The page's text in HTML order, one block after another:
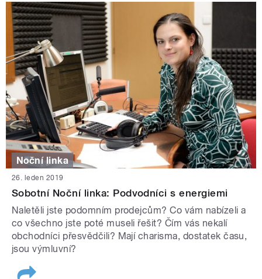
Noční linka
26. leden 2019
Sobotní Noční linka: Podvodníci s energiemi
Naletěli jste podomním prodejcům? Co vám nabízeli a
co všechno jste poté museli řešit? Čím vás nekalí
obchodníci přesvědčili? Mají charisma, dostatek času,
jsou výmluvní?